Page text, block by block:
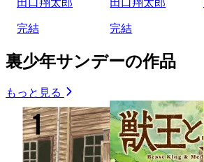
完結 完結
裏少年サンデーの作品
もっと見る